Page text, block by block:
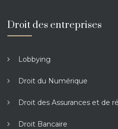
Droit des entreprises
Lobbying
Droit du Numérique
Droit des Assurances et de
Droit Bancaire